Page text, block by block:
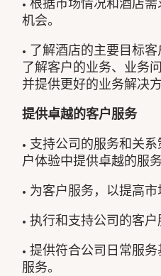
• 根据市场情况和酒店
机会。
• 了解酒店的主要目标
了解客户的业务、业务
并提供更好的业务解决方
提供卓越的客户服务
• 支持公司的服务和关
户体验中提供卓越的服
• 为客户服务，以提高市
• 执行和支持公司的客户
• 提供符合公司日常服
服务。